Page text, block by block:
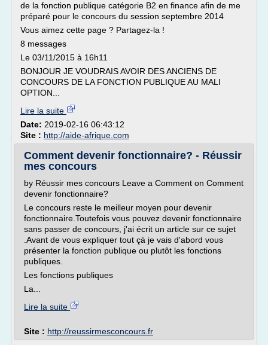
de la fonction publique catégorie B2 en finance afin de me
préparé pour le concours du session septembre 2014
Vous aimez cette page ? Partagez-la !
8 messages
Le 03/11/2015 à 16h11
BONJOUR JE VOUDRAIS AVOIR DES ANCIENS DE
CONCOURS DE LA FONCTION PUBLIQUE AU MALI
OPTION...
Lire la suite
Date: 2019-02-16 06:43:12
Site : http://aide-afrique.com
Comment devenir fonctionnaire? - Réussir
mes concours
by Réussir mes concours Leave a Comment on Comment
devenir fonctionnaire?
Le concours reste le meilleur moyen pour devenir
fonctionnaire.Toutefois vous pouvez devenir fonctionnaire
sans passer de concours, j'ai écrit un article sur ce sujet
.Avant de vous expliquer tout çà je vais d'abord vous
présenter la fonction publique ou plutôt les fonctions
publiques.
Les fonctions publiques
La...
Lire la suite
Site : http://reussirmesconcours.fr